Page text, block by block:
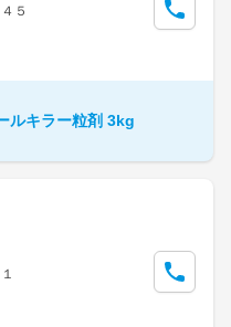
５
ルキラー粒剤 3kg